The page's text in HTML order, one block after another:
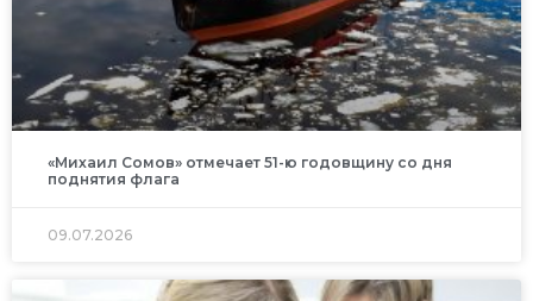
«Михаил Сомов» отмечает 51-ю годовщину со дня
поднятия флага
09.07.2026